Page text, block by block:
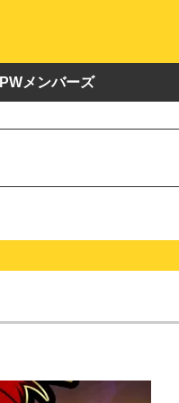
PWメンバーズ